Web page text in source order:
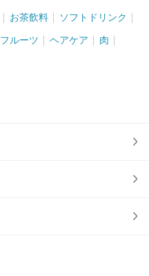
お茶飲料 ソフトドリンク
フルーツ ヘアケア 肉